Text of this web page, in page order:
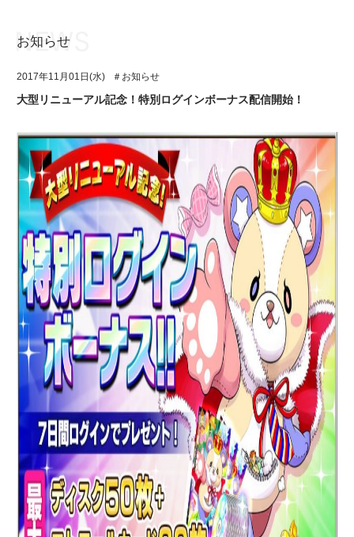
アプリゲーム
イベント・キャンペーン
ミュージック
グッズ・本
ギャラリー
ユニット&キャラクター
アプリゲーム
イベント・キャンペーン
ミュージック
グッズ・本
ギャラリー
お知らせ
2017年11月01日(水) ＃お知らせ
大型リニューアル記念！特別ログインボーナス配信開始！